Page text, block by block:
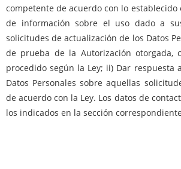
competente de acuerdo con lo establecido
de información sobre el uso dado a
solicitudes de actualización de los Datos
de prueba de la Autorización otorgada,
procedido según la Ley; ii) Dar respuesta
Datos Personales sobre aquellas
de acuerdo con la Ley. Los datos de
los indicados en la sección